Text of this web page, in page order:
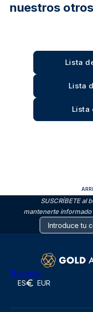
nuestros
Lista
Lista
Lista
SUSCRÍBETE al
mantenerte
Trustpilot
ES EUR